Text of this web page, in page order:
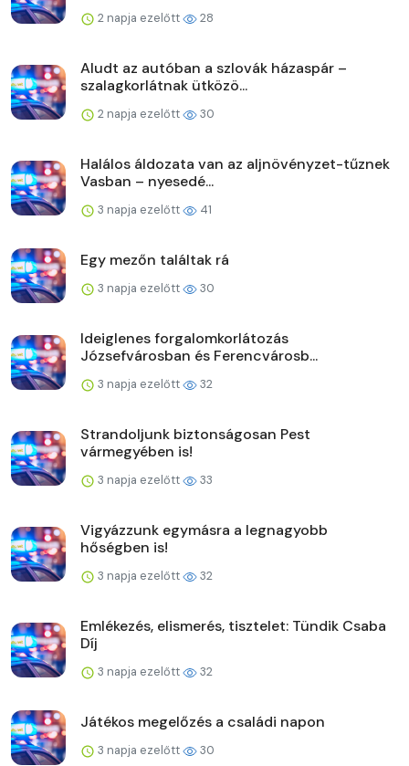
2 napja ezelőtt 28
Aludt az autóban a szlovák házaspár –
szalagkorlátnak ütközö...
2 napja ezelőtt 30
Halálos áldozata van az aljnövényzet-tűznek
Vasban – nyesedé...
3 napja ezelőtt 41
Egy mezőn találtak rá
3 napja ezelőtt 30
Ideiglenes forgalomkorlátozás
Józsefvárosban és Ferencvárosb...
3 napja ezelőtt 32
Strandoljunk biztonságosan Pest
vármegyében is!
3 napja ezelőtt 33
Vigyázzunk egymásra a legnagyobb
hőségben is!
3 napja ezelőtt 32
Emlékezés, elismerés, tisztelet: Tündik Csaba
Díj
3 napja ezelőtt 32
Játékos megelőzés a családi napon
3 napja ezelőtt 30